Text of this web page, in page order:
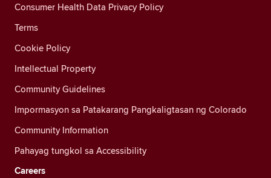
Consumer Health Data Privacy Policy
Terms
Cookie Policy
Intellectual Property
Community Guidelines
Impormasyon sa Patakarang Pangkaligtasan ng Colorado
Community Information
Pahayag tungkol sa Accessibility
Careers